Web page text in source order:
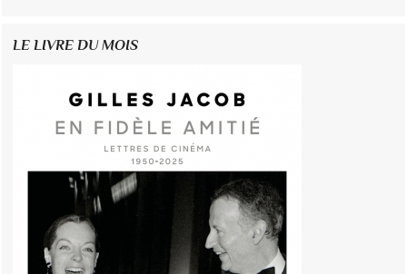
LE LIVRE DU MOIS